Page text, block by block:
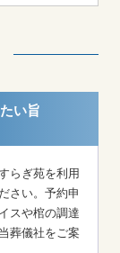
い旨
らぎ苑を利用
さい。予約申
スや棺の調達
葬儀社をご案